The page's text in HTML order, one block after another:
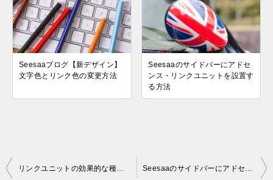
Seesaaブログ【新デザイン】
文字色とリンク色の変更方法
Seesaaのサイドバーにアドセ
ンス・リンクユニットを設置す
る方法
投
リンクユニットの効果的な種類と設置場所：最適なサイズは？ Seesaaのサイドバーにアドセンス・リンクユニットを設置する方法